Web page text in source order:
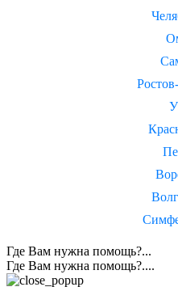
Где Вам нужна помощь?...
Где Вам нужна помощь?....